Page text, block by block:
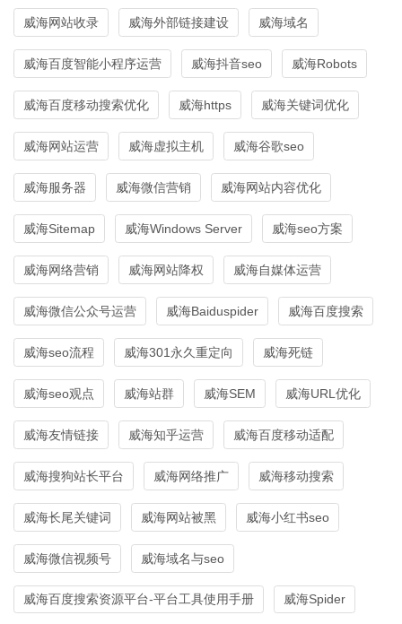
威海网站收录 威海外部链接建设 威海域名
威海百度智能小程序运营 威海抖音seo 威海Robots
威海百度移动搜索优化 威海https 威海关键词优化
威海网站运营 威海虚拟主机 威海谷歌seo
威海服务器 威海微信营销 威海网站内容优化
威海Sitemap 威海Windows Server 威海seo方案
威海网络营销 威海网站降权 威海自媒体运营
威海微信公众号运营 威海Baiduspider 威海百度搜索
威海seo流程 威海301永久重定向 威海死链
威海seo观点 威海站群 威海SEM 威海URL优化
威海友情链接 威海知乎运营 威海百度移动适配
威海搜狗站长平台 威海网络推广 威海移动搜索
威海长尾关键词 威海网站被黑 威海小红书seo
威海微信视频号 威海域名与seo
威海百度搜索资源平台-平台工具使用手册 威海Spider